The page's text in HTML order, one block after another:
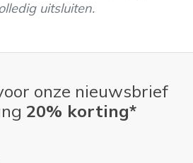
uitsluiten.
onze nieuwsbrief
20% korting*